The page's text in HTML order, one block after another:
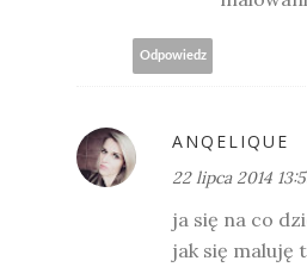
Odpowiedz
ANQELIQUE
22 lipca 2014
ja się na co
jak się maluję